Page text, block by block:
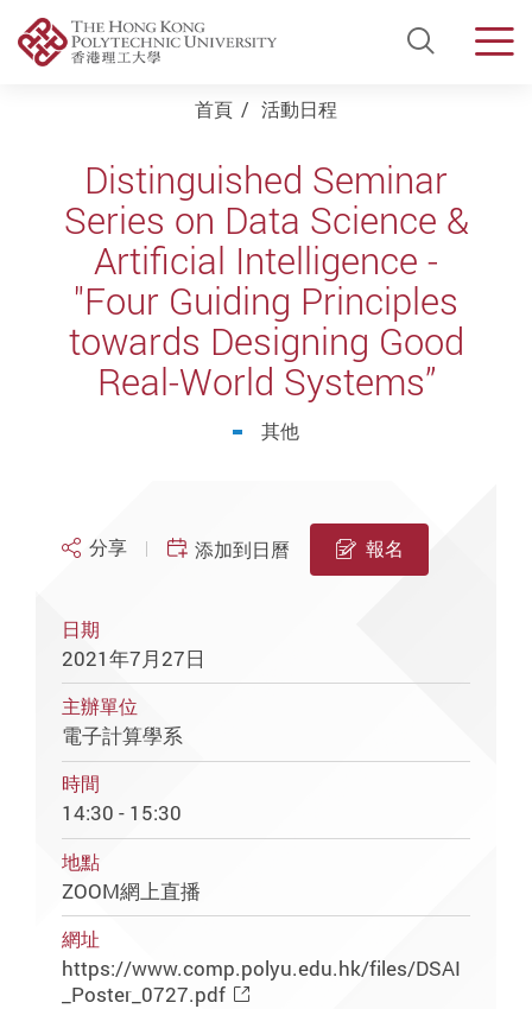
Open
首頁 活動日程
Distinguished Seminar
Series on Data Science &
Artificial Intelligence -
"Four Guiding Principles
towards Designing Good
Real-World Systems”
其他
分享 添加到日曆 報名
日期
2021年7月27日
主辦單位
電子計算學系
時間
14:30 - 15:30
地點
ZOOM網上直播
網址
https://www.comp.polyu.edu.hk/files/DSAI
_Poster_0727.pdf